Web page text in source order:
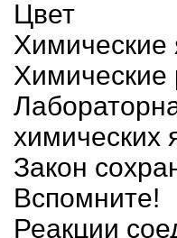
Цвет
Химические
Химические
химических
Закон
Вспомните!
Реакции